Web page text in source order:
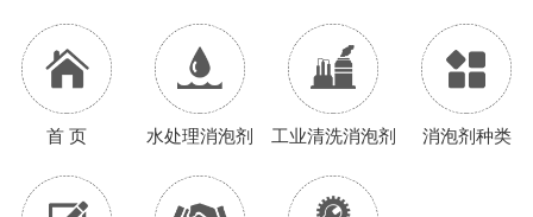
首 页 水处理消泡剂 工业清洗消泡剂 消泡剂种类